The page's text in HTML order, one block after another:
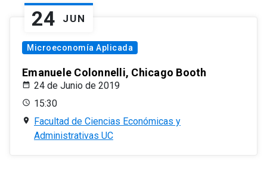
24 JUN
Microeconomía Aplicada
Emanuele Colonnelli, Chicago Booth
24 de Junio de 2019
15:30
Facultad de Ciencias Económicas y
Administrativas UC